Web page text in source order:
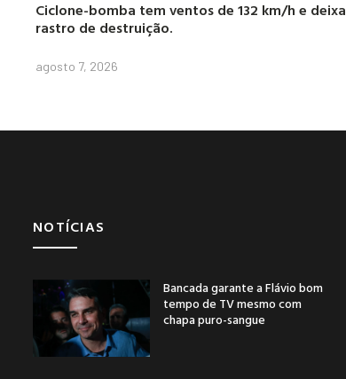
Ciclone-bomba tem ventos de 132 km/h e deixa
rastro de destruição.
agosto 7, 2026
NOTÍCIAS
Bancada garante a Flávio bom
tempo de TV mesmo com
chapa puro-sangue